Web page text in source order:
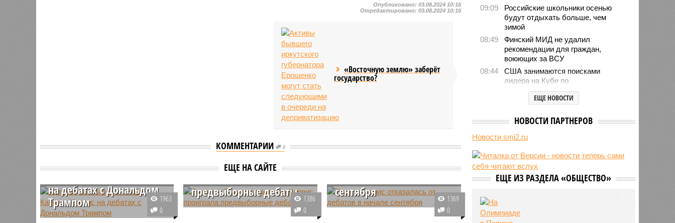
Опубликовано:03.08.2024 10:16
Отредактировано:03.08.2024 10:16
«Восточную землю» заберёт
государство?
КОММЕНТАРИИ 0
ЕЩЕ НА САЙТЕ
Адвокат рассказал о
на дебатах с Дональдом
Трампом
Бывший адвокат Дональда
1963
0
Дональд Трамп заявил,
предвыборные дебаты
Бывший американский лидер дал
оценку состоявшихся накануне
1386
0
Трамп: Харрис отказалась
сентября
Кандидат в президенты от
1369
0
09:09
Российские школьники осенью
будут отдыхать больше, чем
зимой
08:49
Финский МИД не удалил
рекомендации для граждан,
воюющих за ВСУ
08:44
США занимаются поисками
лидера на Кубе по
венесуэльскому сценарию
Экс-президент Финляндии
угрозой для Европы
07/08
В Сербии испугались визита
его «местью Евросоюза»
07/08
Дональд Трамп намерен
реализовать проект строительства
бального зала в Белом доме
07/08
ЕЩЕ НОВОСТИ
НОВОСТИ ПАРТНЕРОВ
Новости smi2.ru
ЕЩЕ ИЗ РАЗДЕЛА «ОБЩЕСТВО»